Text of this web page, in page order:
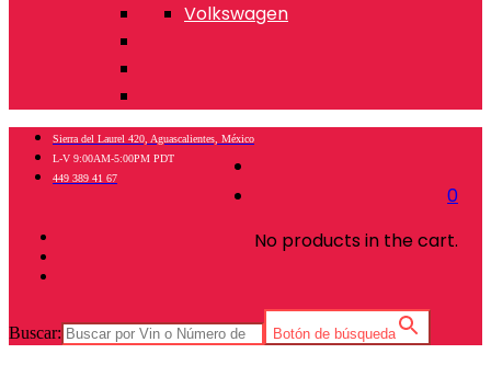
Volkswagen
0
No products in the cart.
Sierra del Laurel 420, Aguascalientes, México
L-V 9:00AM-5:00PM PDT
449 389 41 67
Buscar: Botón de búsqueda